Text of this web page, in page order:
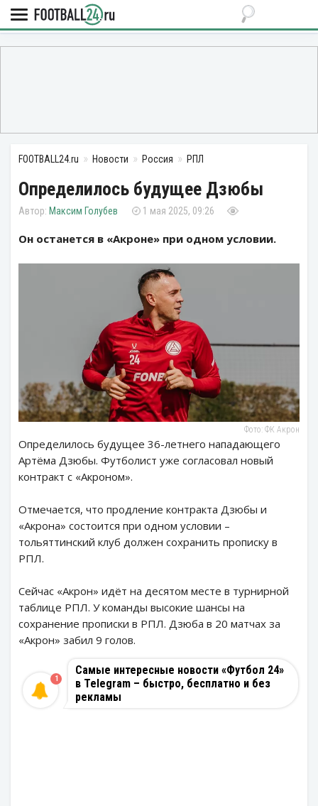
FOOTBALL24.ru Новости Россия РПЛ
Определилось будущее Дзюбы
Максим Голубев 1 мая 2025, 09:26
Он останется в «Акроне» при одном условии.
Фото: ФК Акрон
Определилось будущее 36-летнего нападающего
Артёма Дзюбы. Футболист уже согласовал новый
контракт с «Акроном».
Отмечается, что продление контракта Дзюбы и
«Акрона» состоится при одном условии –
тольяттинский клуб должен сохранить прописку в
РПЛ.
Сейчас «Акрон» идёт на десятом месте в турнирной
таблице РПЛ. У команды высокие шансы на
сохранение прописки в РПЛ. Дзюба в 20 матчах за
«Акрон» забил 9 голов.
Самые интересные новости «Футбол 24»
в Telegram – быстро, бесплатно и без
рекламы
1